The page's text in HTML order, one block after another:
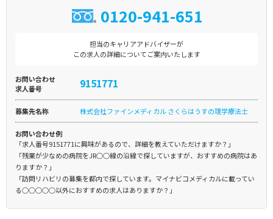
0120-941-651
担当のキャリアアドバイザーが
この求人の詳細についてご案内いたします
お問い合わせ
求人番号
9151771
募集先名称 株式会社ファインメディカル さくらはうすの理学療法士
お問い合わせ例
「求人番号9151771に興味があるので、詳細を教えていただけますか？」
「残業が少なめの病院をJR○○線の沿線で探していますが、おすすめの病院はあ
りますか？」
「訪問リハビリの募集を都内で探しています。マイナビコメディカルに載ってい
る○○○○○以外におすすめの求人はありますか？」